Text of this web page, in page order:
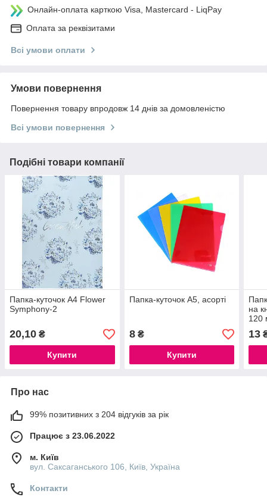
Онлайн-оплата карткою Visa, Mastercard - LiqPay
Оплата за реквізитами
Всі умови оплати
Умови повернення
Повернення товару впродовж 14 днів за домовленістю
Всі умови повернення
Подібні товари компанії
Папка-куточок А4 Flower
Symphony-2
20,10 ₴
Купити
Папка-куточок А5, асорті
8₴
Купити
на
120
13
Про нас
99% позитивних з 204 відгуків за рік
Працює з 23.06.2022
м. Київ
вул. Саксаганського 106, Київ, Україна
Контакти